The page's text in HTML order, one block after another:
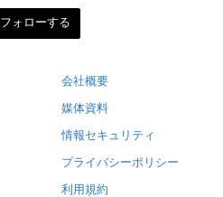
フォローする
会社概要
媒体資料
情報セキュリティ
プライバシーポリシー
利用規約